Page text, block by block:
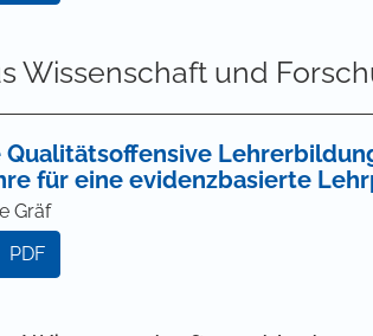
Wissenschaft und
Qualitätsoffensive
für eine evidenzbasierte
Gräf
PDF